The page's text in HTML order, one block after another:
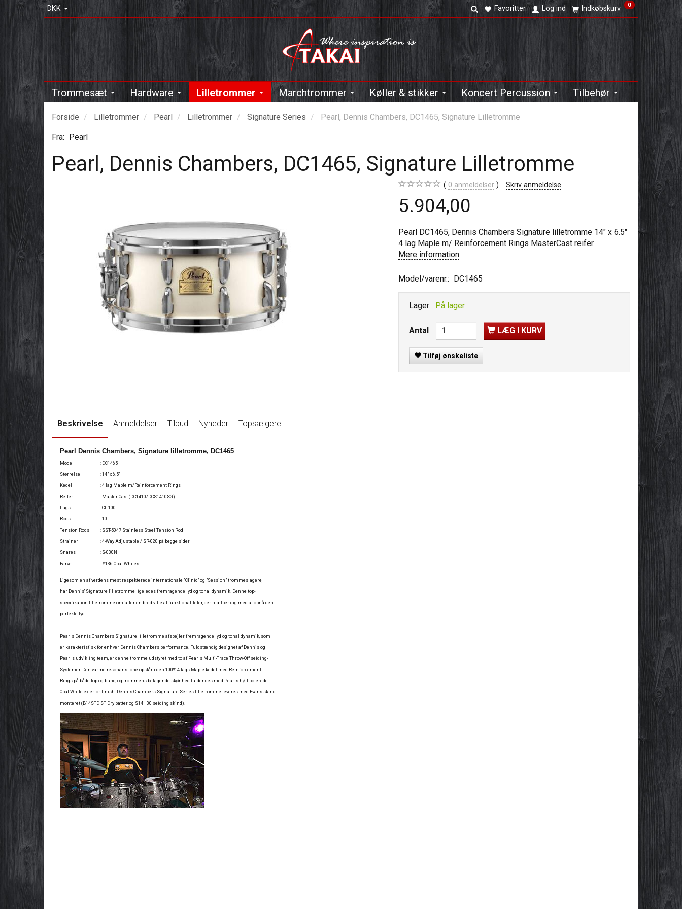
DKK Favoritter Log ind Indkøbskurv 0
Trommesæt Hardware Lilletrommer Marchtrommer Køller & stikker Koncert Percussion Tilbehør
Forside Lilletrommer Pearl Lilletrommer Signature Series Pearl, Dennis Chambers, DC1465, Signature Lilletromme
Fra: Pearl
Pearl, Dennis Chambers, DC1465, Signature Lilletromme
0 anmeldelser Skriv anmeldelse
5.904,00
Pearl DC1465, Dennis Chambers Signature lilletromme 14" x 6.5"
4 lag Maple m/ Reinforcement Rings MasterCast reifer
Mere information
Model/varenr.: DC1465
Lager: På lager
Antal LÆG I KURV
Tilføj ønskeliste
Beskrivelse Anmeldelser Tilbud Nyheder Topsælgere
Pearl Dennis Chambers, Signature lilletromme, DC1465
Model
Størrelse
Kedel
Reifer
Lugs
Rods
Tension Rods
Strainer
Snares
Farve
: DC1465
: 14" x 6.5"
: 4 lag Maple m/Reinforcement Rings
: Master Cast (DC1410/DCS1410SG)
: CL-100
: 10
: SST-5047 Stainless Steel Tension Rod
: 4-Way Adjustable / SR-020 på begge sider
: S-030N
: #136 Opal Whites
Ligesom en af verdens mest respekterede internationale "Clinic" og "Session" trommeslagere,
har Dennis' Signature lilletromme ligeledes fremragende lyd og tonal dynamik. Denne top-
specifikation lilletromme omfatter en bred vifte af funktionaliteter, der hjælper dig med at opnå den
perfekte lyd.
Pearls Dennis Chambers Signature lilletromme afspejler fremragende lyd og tonal dynamik, som
er karakteristisk for enhver Dennis Chambers performance. Fuldstændig designet af Dennis og
Pearl's udvikling team, er denne tromme udstyret med to af Pearls Multi-Trace Throw-Off seiding-
Systemer. Den varme resonans tone opstår i den 100% 4 lags Maple kedel med Reinforcement
Rings på både top og bund, og trommens betagende skønhed fuldendes med Pearls højt polerede
Opal White exterior finish. Dennis Chambers Signature Series lilletromme leveres med Evans skind
monteret (B14STD ST Dry batter og S14H30 seiding skind).